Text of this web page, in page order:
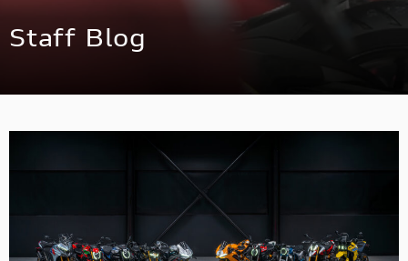
お支払いシミュレーション
お問合せ
Staff Blog